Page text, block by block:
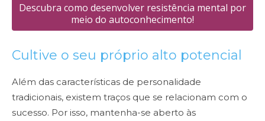
Descubra como desenvolver resistência mental por
meio do autoconhecimento!
Cultive o seu próprio alto potencial
Além das características de personalidade
tradicionais, existem traços que se relacionam com o
sucesso. Por isso, mantenha-se aberto às